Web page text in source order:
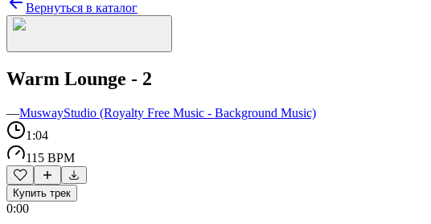
Вернуться в каталог
Warm Lounge - 2
—MuswayStudio (Royalty Free Music - Background Music)
1:04
115 BPM
Купить трек
0:00